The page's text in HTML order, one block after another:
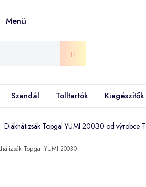
Menü
Szandál Tolltartók Kiegészítők
Diákhátizsák Topgal YUMI 20030 od výrobce